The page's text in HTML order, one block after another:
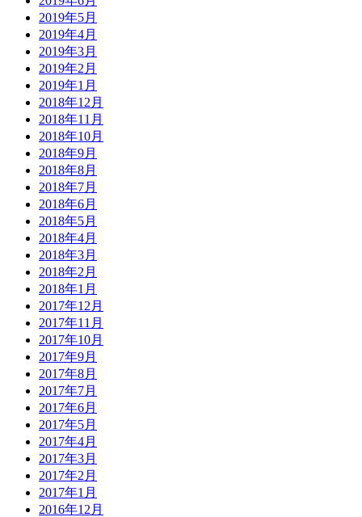
2019年5月
2019年4月
2019年3月
2019年2月
2019年1月
2018年12月
2018年11月
2018年10月
2018年9月
2018年8月
2018年7月
2018年6月
2018年5月
2018年4月
2018年3月
2018年2月
2018年1月
2017年12月
2017年11月
2017年10月
2017年9月
2017年8月
2017年7月
2017年6月
2017年5月
2017年4月
2017年3月
2017年2月
2017年1月
2016年12月